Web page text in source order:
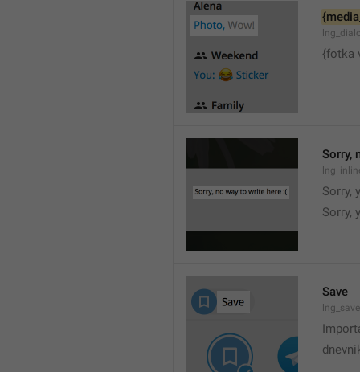
{fotka
Sorry,
Sorry,
Sorry,
Save